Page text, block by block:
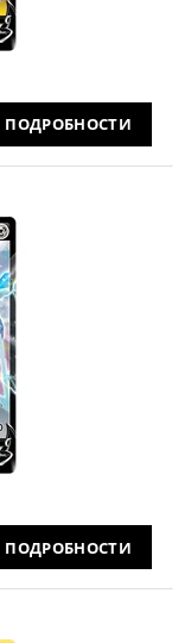
ПОДРОБНОСТИ
ПОДРОБНОСТИ